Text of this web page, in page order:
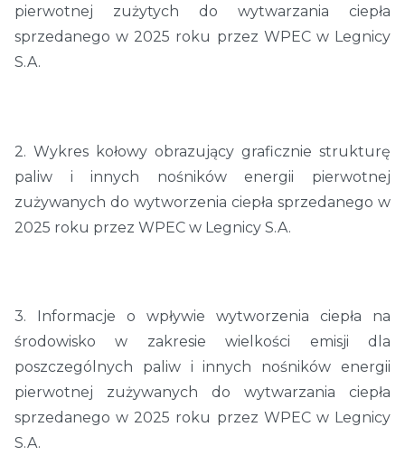
pierwotnej zużytych do wytwarzania ciepła
sprzedanego w 2025 roku przez WPEC w Legnicy
S.A.
2. Wykres kołowy obrazujący graficznie strukturę
paliw i innych nośników energii pierwotnej
zużywanych do wytworzenia ciepła sprzedanego w
2025 roku przez WPEC w Legnicy S.A.
3. Informacje o wpływie wytworzenia ciepła na
środowisko w zakresie wielkości emisji dla
poszczególnych paliw i innych nośników energii
pierwotnej zużywanych do wytwarzania ciepła
sprzedanego w 2025 roku przez WPEC w Legnicy
S.A.